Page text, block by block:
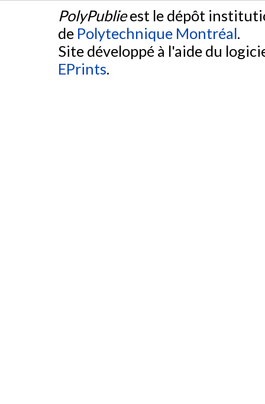
PolyPublieest le dépôt
de Polytechnique Montréal.
Site développé à l'aide du
EPrints.